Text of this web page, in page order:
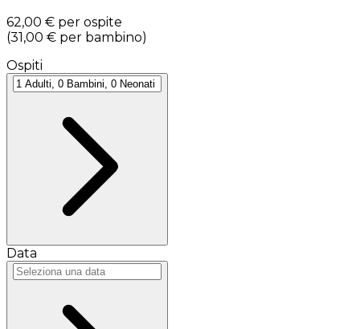
62,00 € per ospite
(31,00 € per bambino)
Ospiti
Data